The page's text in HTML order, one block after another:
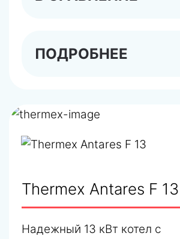
ПОДРОБНЕЕ
Thermex Antares F 13
Надежный 13 кВт котел с